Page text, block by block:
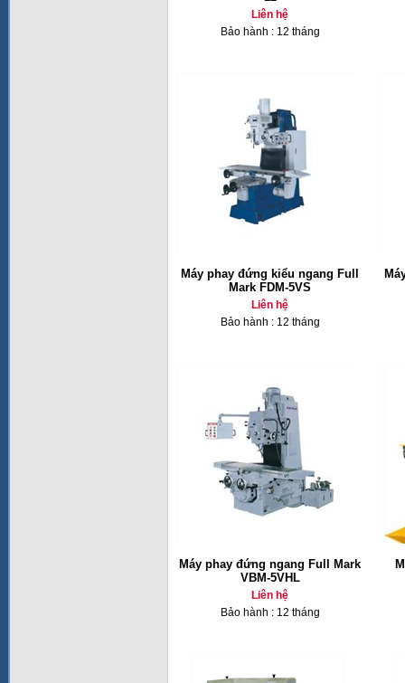
Liên hệ
Bảo hành : 12 tháng
Máy phay đứng kiểu ngang Full
Mark FDM-5VS
Liên hệ
Bảo hành : 12 tháng
Máy phay đứng ngang Full Mark
VBM-5VHL
Liên hệ
Bảo hành : 12 tháng